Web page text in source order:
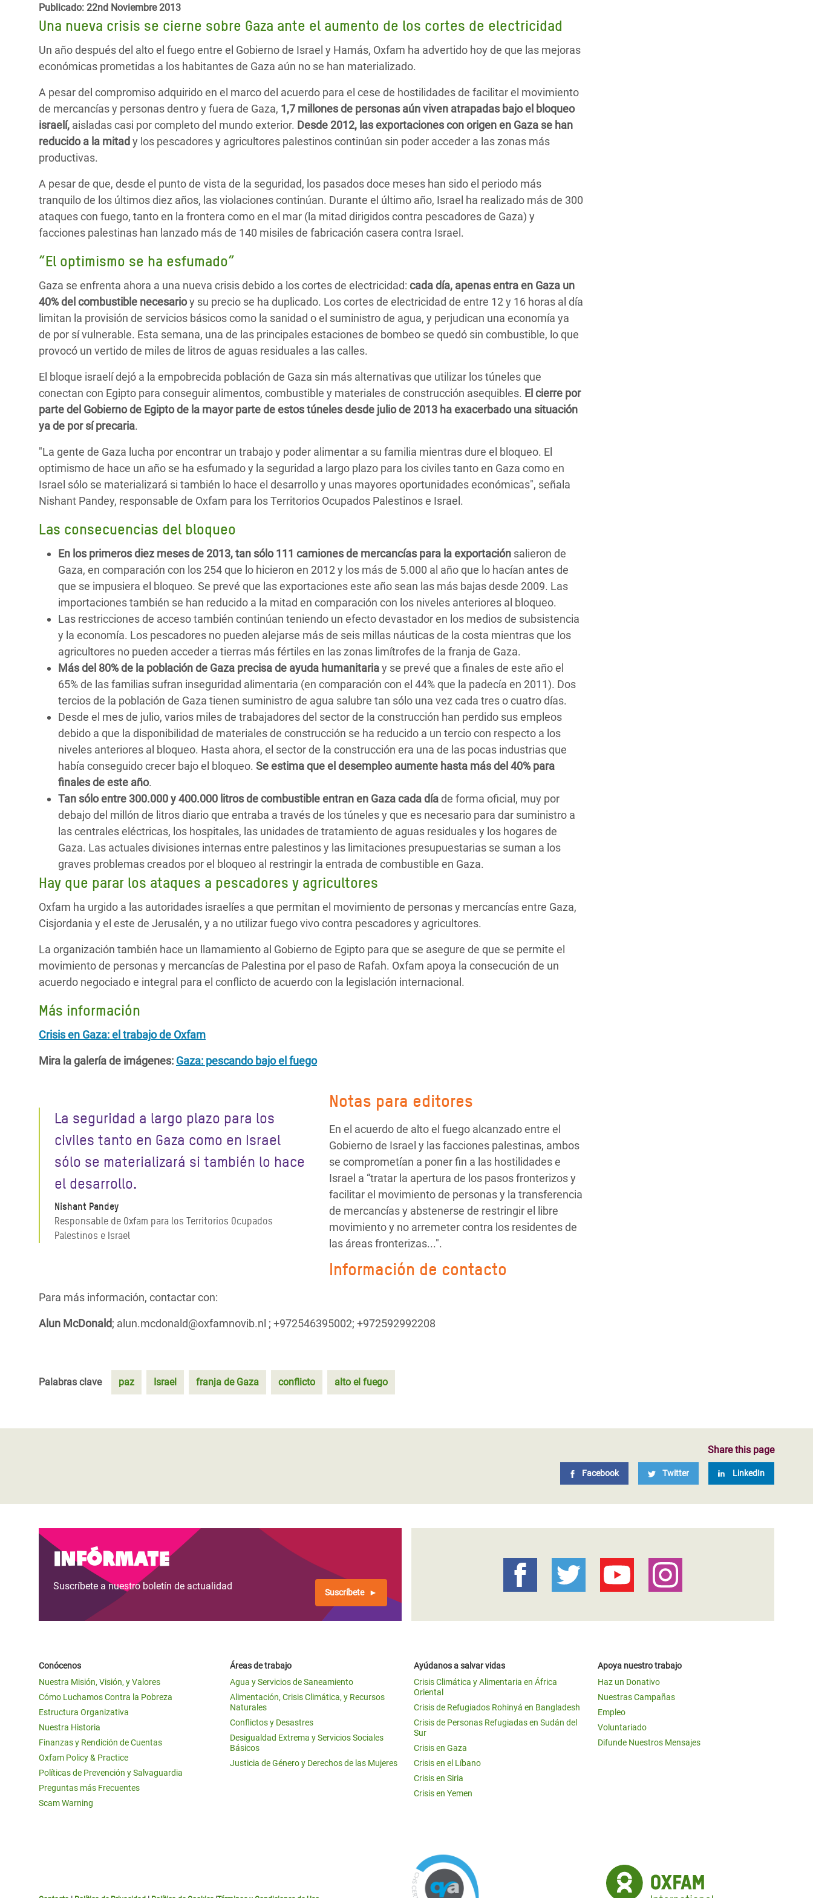
Conflictos y Desastres
Desigualdad Extrema y
Servicios Sociales Básicos
Inequality and Rights in a
Digital Age
Gender, Rights, and Justice
en África Oriental
Crisis de Personas Refugiadas
en Sudán del Sur
Crisis de Refugiados Rohinyá
en Bangladesh
Crisis en Siria
#ActuaPorElClima
se Oculta tras los Alimentos
mujeres y niñas
ayuda
a
la
navegación
Publicado: 22nd Noviembre 2013
Una nueva crisis se cierne sobre Gaza ante el aumento de los cortes de electricidad
Un año después del alto el fuego entre el Gobierno de Israel y Hamás, Oxfam ha advertido hoy de que las mejoras
económicas prometidas a los habitantes de Gaza aún no se han materializado.
A pesar del compromiso adquirido en el marco del acuerdo para el cese de hostilidades de facilitar el movimiento
de mercancías y personas dentro y fuera de Gaza, 1,7 millones de personas aún viven atrapadas bajo el bloqueo
israelí, aisladas casi por completo del mundo exterior. Desde 2012, las exportaciones con origen en Gaza se han
reducido a la mitad y los pescadores y agricultores palestinos continúan sin poder acceder a las zonas más
productivas.
A pesar de que, desde el punto de vista de la seguridad, los pasados doce meses han sido el periodo más
tranquilo de los últimos diez años, las violaciones continúan. Durante el último año, Israel ha realizado más de 300
ataques con fuego, tanto en la frontera como en el mar (la mitad dirigidos contra pescadores de Gaza) y
facciones palestinas han lanzado más de 140 misiles de fabricación casera contra Israel.
“El optimismo se ha esfumado”
Gaza se enfrenta ahora a una nueva crisis debido a los cortes de electricidad: cada día, apenas entra en Gaza un
40% del combustible necesarioy su precio se ha duplicado. Los cortes de electricidad de entre 12 y 16 horas al día
limitan la provisión de servicios básicos como la sanidad o el suministro de agua, y perjudican una economía ya
de por sí vulnerable. Esta semana, una de las principales estaciones de bombeo se quedó sin combustible, lo que
provocó un vertido de miles de litros de aguas residuales a las calles.
El bloque israelí dejó a la empobrecida población de Gaza sin más alternativas que utilizar los túneles que
conectan con Egipto para conseguir alimentos, combustible y materiales de construcción asequibles. El cierre por
parte del Gobierno de Egipto de la mayor parte de estos túneles desde julio de 2013 ha exacerbado una situación
ya de por sí precaria.
"La gente de Gaza lucha por encontrar un trabajo y poder alimentar a su familia mientras dure el bloqueo. El
optimismo de hace un año se ha esfumado y la seguridad a largo plazo para los civiles tanto en Gaza como en
Israel sólo se materializará si también lo hace el desarrollo y unas mayores oportunidades económicas", señala
Nishant Pandey, responsable de Oxfam para los Territorios Ocupados Palestinos e Israel.
Las consecuencias del bloqueo
En los primeros diez meses de 2013, tan sólo 111 camiones de mercancías para la exportación salieron de
Gaza, en comparación con los 254 que lo hicieron en 2012 y los más de 5.000 al año que lo hacían antes de
que se impusiera el bloqueo. Se prevé que las exportaciones este año sean las más bajas desde 2009. Las
importaciones también se han reducido a la mitad en comparación con los niveles anteriores al bloqueo.
Las restricciones de acceso también continúan teniendo un efecto devastador en los medios de subsistencia
y la economía. Los pescadores no pueden alejarse más de seis millas náuticas de la costa mientras que los
agricultores no pueden acceder a tierras más fértiles en las zonas limítrofes de la franja de Gaza.
Más del 80% de la población de Gaza precisa de ayuda humanitariay se prevé que a finales de este año el
65% de las familias sufran inseguridad alimentaria (en comparación con el 44% que la padecía en 2011). Dos
tercios de la población de Gaza tienen suministro de agua salubre tan sólo una vez cada tres o cuatro días.
Desde el mes de julio, varios miles de trabajadores del sector de la construcción han perdido sus empleos
debido a que la disponibilidad de materiales de construcción se ha reducido a un tercio con respecto a los
niveles anteriores al bloqueo. Hasta ahora, el sector de la construcción era una de las pocas industrias que
había conseguido crecer bajo el bloqueo. Se estima que el desempleo aumente hasta más del 40% para
finales de este año.
Tan sólo entre 300.000 y 400.000 litros de combustible entran en Gaza cada díade forma oficial, muy por
debajo del millón de litros diario que entraba a través de los túneles y que es necesario para dar suministro a
las centrales eléctricas, los hospitales, las unidades de tratamiento de aguas residuales y los hogares de
Gaza. Las actuales divisiones internas entre palestinos y las limitaciones presupuestarias se suman a los
graves problemas creados por el bloqueo al restringir la entrada de combustible en Gaza.
Hay que parar los ataques a pescadores y agricultores
Oxfam ha urgido a las autoridades israelíes a que permitan el movimiento de personas y mercancías entre Gaza,
Cisjordania y el este de Jerusalén, y a no utilizar fuego vivo contra pescadores y agricultores.
La organización también hace un llamamiento al Gobierno de Egipto para que se asegure de que se permite el
movimiento de personas y mercancías de Palestina por el paso de Rafah. Oxfam apoya la consecución de un
acuerdo negociado e integral para el conflicto de acuerdo con la legislación internacional.
Más información
Crisis en Gaza: el trabajo de Oxfam
Mira la galería de imágenes: Gaza: pescando bajo el fuego
La seguridad a largo plazo para los
civiles tanto en Gaza como en Israel
sólo se materializará si también lo hace
el desarrollo.
Nishant Pandey
Responsable de Oxfam para los Territorios Ocupados
Palestinos e Israel
Notas para editores
En el acuerdo de alto el fuego alcanzado entre el
Gobierno de Israel y las facciones palestinas, ambos
se comprometían a poner fin a las hostilidades e
Israel a “tratar la apertura de los pasos fronterizos y
facilitar el movimiento de personas y la transferencia
de mercancías y abstenerse de restringir el libre
movimiento y no arremeter contra los residentes de
las áreas fronterizas...".
Información de contacto
Para más información, contactar con:
Alun McDonald; alun.mcdonald@oxfamnovib.nl ; +972546395002; +972592992208
Palabras clave paz Israel franja de Gaza conflicto alto el fuego
Share this page
Facebook Twitter LinkedIn
Infórmate
Suscríbete a nuestro boletín de actualidad
Suscríbete
Conócenos
Nuestra Misión, Visión, y Valores
Cómo Luchamos Contra la Pobreza
Estructura Organizativa
Nuestra Historia
Finanzas y Rendición de Cuentas
Oxfam Policy & Practice
Políticas de Prevención y Salvaguardia
Preguntas más Frecuentes
Scam Warning
Áreas de trabajo
Agua y Servicios de Saneamiento
Alimentación, Crisis Climática, y Recursos
Naturales
Conflictos y Desastres
Desigualdad Extrema y Servicios Sociales
Básicos
Justicia de Género y Derechos de las Mujeres
Ayúdanos a salvar vidas
Crisis Climática y Alimentaria en África
Oriental
Crisis de Refugiados Rohinyá en Bangladesh
Crisis de Personas Refugiadas en Sudán del
Sur
Crisis en Gaza
Crisis en el Líbano
Crisis en Siria
Crisis en Yemen
Apoya nuestro trabajo
Haz un Donativo
Nuestras Campañas
Empleo
Voluntariado
Difunde Nuestros Mensajes